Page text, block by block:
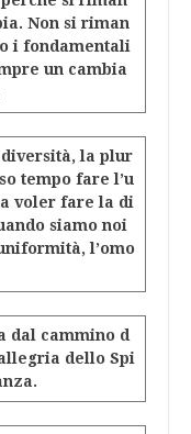
Non si riman
i fondamentali
un cambia
la plur
tempo fare l’u
voler fare la di
siamo noi
l’omo
dal cammino d
dello Spi